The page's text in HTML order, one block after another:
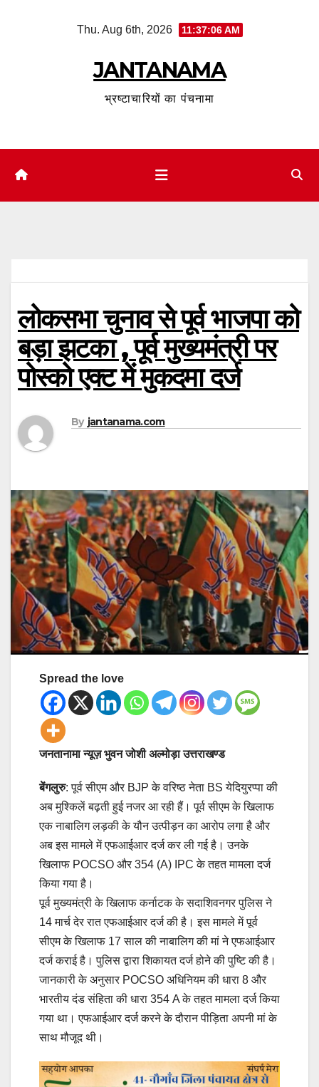
Thu. Aug 6th, 2026 11:37:07 AM
JANTANAMA
भ्रष्टाचारियों का पंचनामा
लोकसभा चुनाव से पूर्व भाजपा को
बड़ा झटका , पूर्व मुख्यमंत्री पर
पोस्को एक्ट में मुकदमा दर्ज
By jantanama.com
Spread the love
जनतानामा न्यूज़ भुवन जोशी अल्मोड़ा उत्तराखण्ड
बेंगलुरु: पूर्व सीएम और BJP के वरिष्ठ नेता BS येदियुरप्पा की
अब मुश्किलें बढ़ती हुई नजर आ रही हैं। पूर्व सीएम के खिलाफ
एक नाबालिग लड़की के यौन उत्पीड़न का आरोप लगा है और
अब इस मामले में एफआईआर दर्ज कर ली गई है। उनके
खिलाफ POCSO और 354 (A) IPC के तहत मामला दर्ज
किया गया है।
पूर्व मुख्यमंत्री के खिलाफ कर्नाटक के सदाशिवनगर पुलिस ने
14 मार्च देर रात एफआईआर दर्ज की है। इस मामले में पूर्व
सीएम के खिलाफ 17 साल की नाबालिग की मां ने एफआईआर
दर्ज कराई है। पुलिस द्वारा शिकायत दर्ज होने की पुष्टि की है।
जानकारी के अनुसार POCSO अधिनियम की धारा 8 और
भारतीय दंड संहिता की धारा 354 A के तहत मामला दर्ज किया
गया था। एफआईआर दर्ज करने के दौरान पीड़िता अपनी मां के
साथ मौजूद थी।